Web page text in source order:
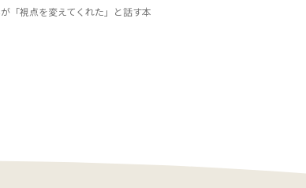
「視点を変えてくれた」と話す本